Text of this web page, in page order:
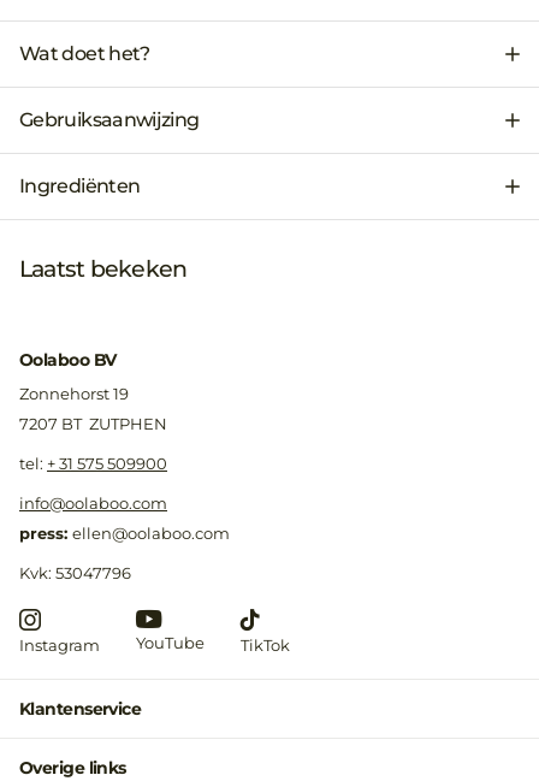
Wat doet het?
Gebruiksaanwijzing
Ingrediënten
Laatst bekeken
Oolaboo BV
Zonnehorst 19
7207 BT ZUTPHEN
​tel: + 31 575 509900
info@oolaboo.com
press: ellen@oolaboo.com
Kvk: 53047796
Instagram YouTube TikTok
Klantenservice
Overige links